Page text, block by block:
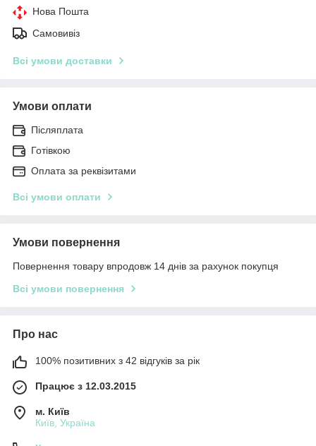
Нова Пошта
Самовивіз
Всі умови доставки
Умови оплати
Післяплата
Готівкою
Оплата за реквізитами
Всі умови оплати
Умови повернення
Повернення товару впродовж 14 днів за рахунок покупця
Всі умови повернення
Про нас
100% позитивних з 42 відгуків за рік
Працює з 12.03.2015
м. Київ
Київ, Україна